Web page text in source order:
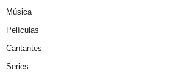
Música
Películas
Cantantes
Series